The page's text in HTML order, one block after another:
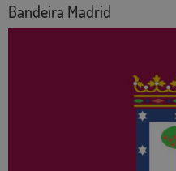
Bandeira Madrid